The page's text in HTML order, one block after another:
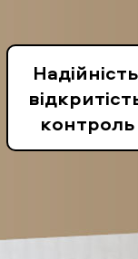
контроль